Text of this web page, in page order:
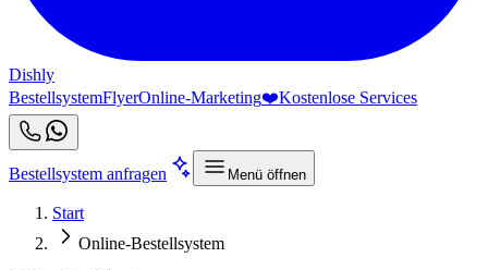
Dishly
BestellsystemFlyerOnline-Marketing❤️Kostenlose Services
Bestellsystem anfragen Menü öffnen
Start
Online-Bestellsystem